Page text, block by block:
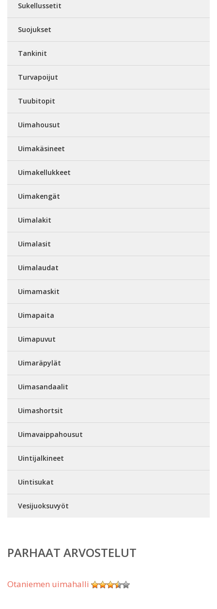
Sukellussetit
Suojukset
Tankinit
Turvapoijut
Tuubitopit
Uimahousut
Uimakäsineet
Uimakellukkeet
Uimakengät
Uimalakit
Uimalasit
Uimalaudat
Uimamaskit
Uimapaita
Uimapuvut
Uimaräpylät
Uimasandaalit
Uimashortsit
Uimavaippahousut
Uintijalkineet
Uintisukat
Vesijuoksuvyöt
PARHAAT ARVOSTELUT
Otaniemen uimahalli